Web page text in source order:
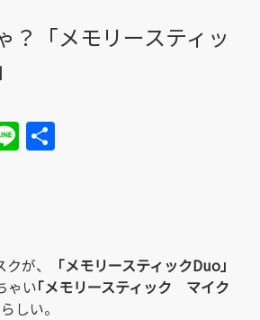
？「メモリースティッ
Line
が、
「メモリースティックDuo」
ゃい｢メモリースティック マイク
しい。